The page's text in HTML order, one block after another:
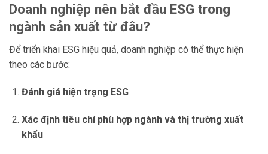
Doanh nghiệp nên bắt đầu ESG trong
ngành sản xuất từ đâu?
Để triển khai ESG hiệu quả, doanh nghiệp có thể thực hiện
theo các bước:
Đánh giá hiện trạng ESG
Xác định tiêu chí phù hợp ngành và thị trường xuất
khẩu